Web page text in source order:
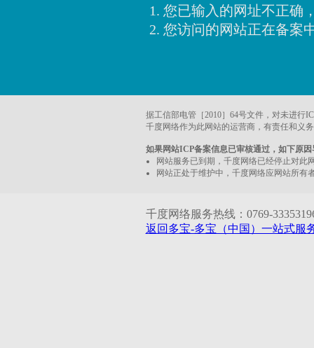
您已输入的网址不正确
您访问的网站正在备案
据工信部电管［2010］64号文件，对未进行
千度网络作为此网站的运营商，有责任和义
如果网站ICP备案信息已审核通过，如下原
网站服务已到期，千度网络已经停止对此
网站正处于维护中，千度网络应网站所有
千度网络服务热线：0769-
返回多宝-多宝（中国）一站式服